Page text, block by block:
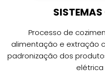
Processo de
alimentação e extração
padronização dos